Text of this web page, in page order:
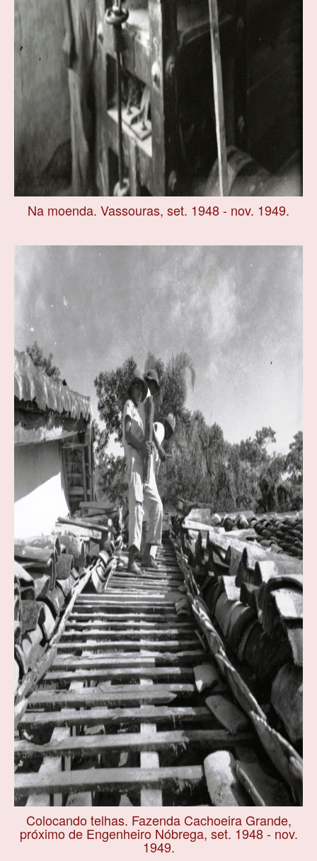
Na moenda. Vassouras, set. 1948 - nov. 1949.
Colocando telhas. Fazenda Cachoeira Grande,
próximo de Engenheiro Nóbrega, set. 1948 - nov.
1949.